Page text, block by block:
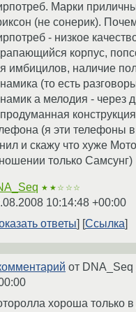
Марки
(не сонерик).
- низкое
корпус,
имбицилов, наличие
(то есть
а мелодия - через
(я эти телефоны
и скажу что хуже
только Самсунг)
★★☆☆☆
10:14:48 +00:00
ответы
Ссылка
от DNA_Seq
хороша только в